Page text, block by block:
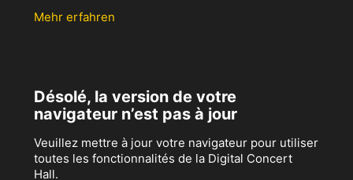
Mehr erfahren
Désolé, la version de votre
navigateur n’est pas à jour
Veuillez mettre à jour votre navigateur pour utiliser
toutes les fonctionnalités de la Digital Concert
Hall.